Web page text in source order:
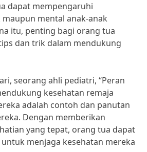
dapat mempengaruhi
mental anak-anak
itu, penting bagi orang tua
dan trik dalam mendukung
seorang ahli pediatri, “Peran
kesehatan remaja
adalah contoh dan panutan
Dengan memberikan
yang tepat, orang tua dapat
menjaga kesehatan mereka